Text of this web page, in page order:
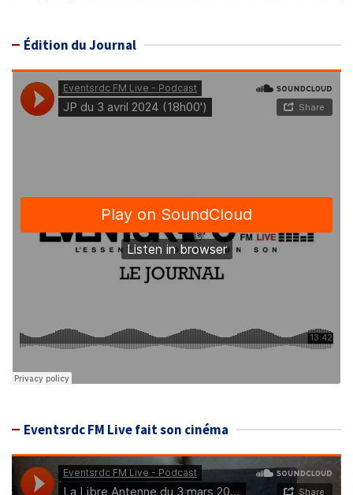
Édition du Journal
Eventsrdc FM Live fait son cinéma